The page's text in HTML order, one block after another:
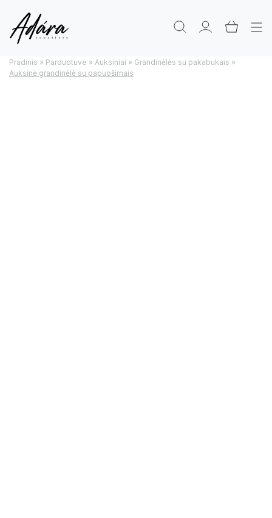
Pradinis » Parduotuve » Auksiniai » Grandinėlės su pakabukais »
Auksinė grandinėlė su papuošimais